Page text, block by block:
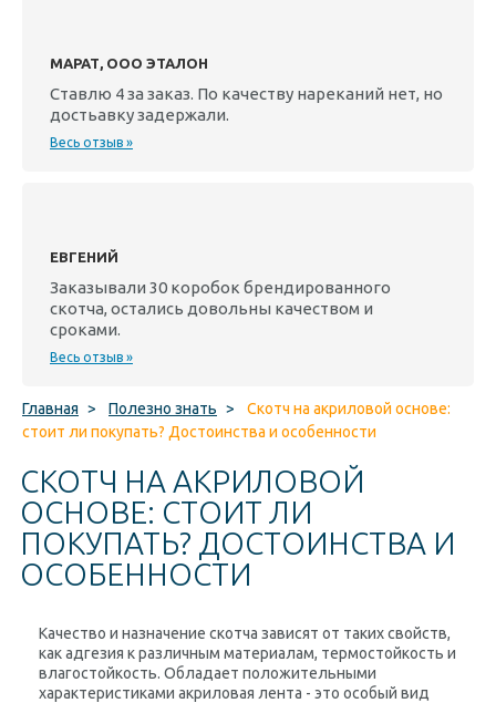
МАРАТ, ООО ЭТАЛОН
Ставлю 4 за заказ. По качеству нареканий нет, но
достьавку задержали.
Весь отзыв »
ЕВГЕНИЙ
Заказывали 30 коробок брендированного
скотча, остались довольны качеством и
сроками.
Весь отзыв »
Главная > Полезно знать >
Скотч на акриловой основе:
стоит ли покупать? Достоинства и особенности
СКОТЧ НА АКРИЛОВОЙ
ОСНОВЕ: СТОИТ ЛИ
ПОКУПАТЬ? ДОСТОИНСТВА И
ОСОБЕННОСТИ
Качество и назначение скотча зависят от таких свойств,
как адгезия к различным материалам, термостойкость и
влагостойкость. Обладает положительными
характеристиками акриловая лента - это особый вид